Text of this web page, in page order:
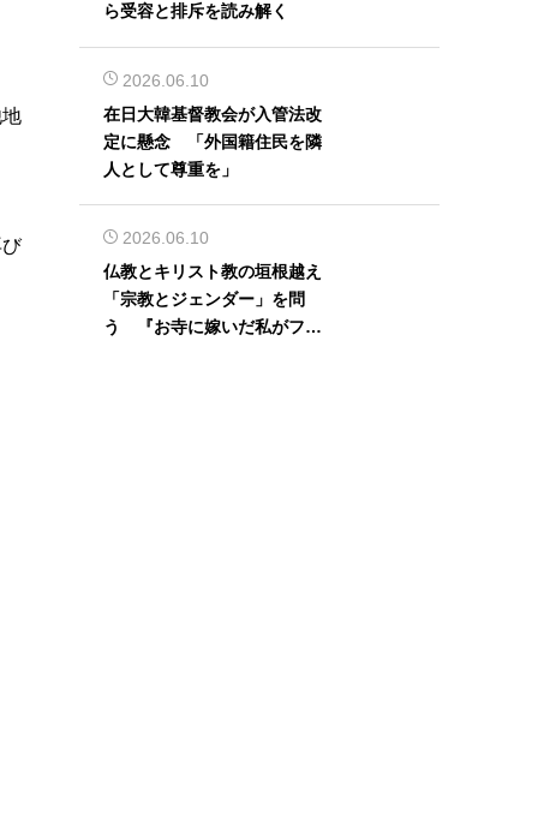
ら受容と排斥を読み解く
2026.06.10
在日大韓基督教会が入管法改
定に懸念 「外国籍住民を隣
人として尊重を」
2026.06.10
仏教とキリスト教の垣根越え
「宗教とジェンダー」を問
う 『お寺に嫁いだ私がフェ